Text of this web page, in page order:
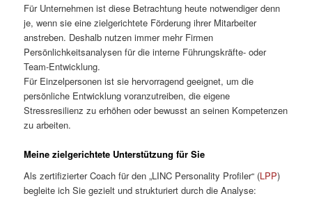
Für Unternehmen ist diese Betrachtung heute notwendiger denn
je, wenn sie eine zielgerichtete Förderung ihrer Mitarbeiter
anstreben. Deshalb nutzen immer mehr Firmen
Persönlichkeitsanalysen für die interne Führungskräfte- oder
Team-Entwicklung.
Für Einzelpersonen ist sie hervorragend geeignet, um die
persönliche Entwicklung voranzutreiben, die eigene
Stressresilienz zu erhöhen oder bewusst an seinen Kompetenzen
zu arbeiten.
Meine zielgerichtete Unterstützung für Sie
Als zertifizierter Coach für den „LINC Personality Profiler“ (LPP)
begleite ich Sie gezielt und strukturiert durch die Analyse: